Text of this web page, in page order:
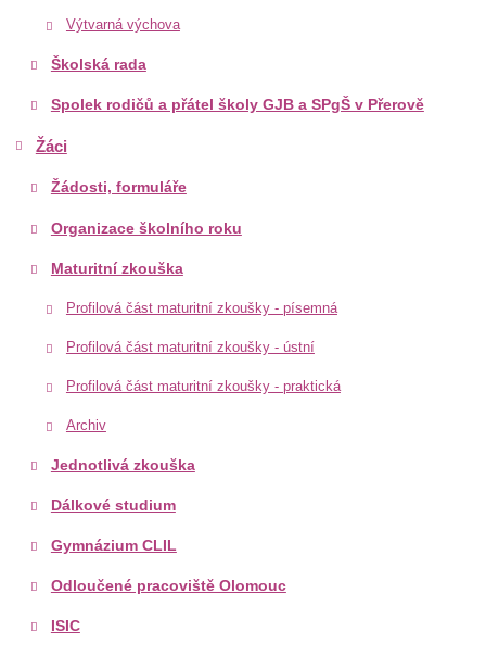
Výtvarná výchova
Školská rada
Spolek rodičů a přátel školy GJB a SPgŠ v Přerově
Žáci
Žádosti, formuláře
Organizace školního roku
Maturitní zkouška
Profilová část maturitní zkoušky - písemná
Profilová část maturitní zkoušky - ústní
Profilová část maturitní zkoušky - praktická
Archiv
Jednotlivá zkouška
Dálkové studium
Gymnázium CLIL
Odloučené pracoviště Olomouc
ISIC